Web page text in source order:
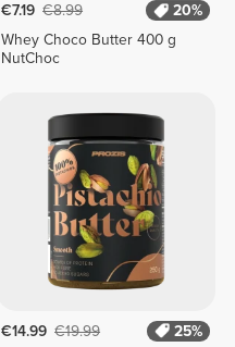
€7.19 €8.99
20%
Whey Choco Butter 400 g
NutChoc
€14.99 €19.99
25%